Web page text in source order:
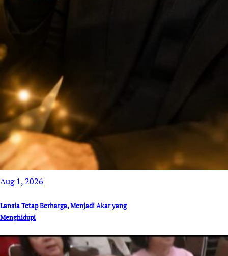
Aug 1, 2026
Lansia Tetap Berharga, Menjadi Akar yang
Menghidupi